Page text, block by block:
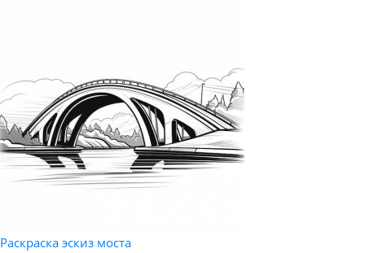
Раскраска эскиз моста